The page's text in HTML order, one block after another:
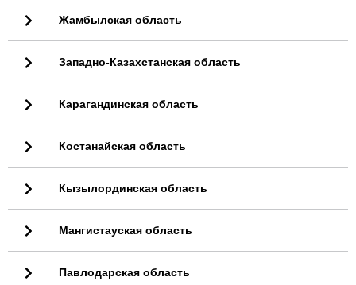
Жамбылская область
Западно-Казахстанская область
Карагандинская область
Костанайская область
Кызылординская область
Мангистауская область
Павлодарская область